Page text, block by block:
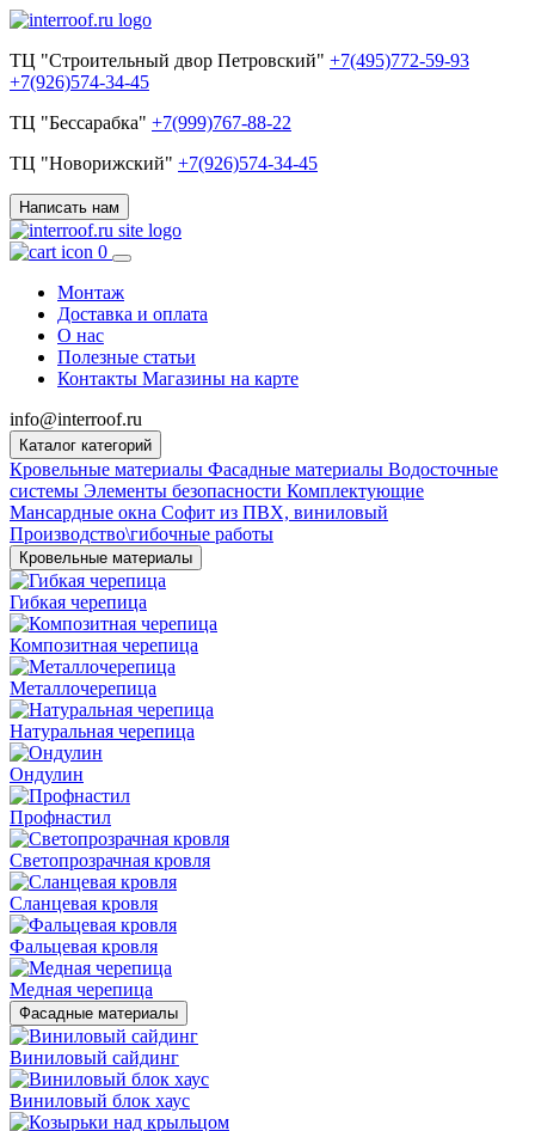
ТЦ "Строительный двор Петровский" +7(495)772-59-93
+7(926)574-34-45
ТЦ "Бессарабка" +7(999)767-88-22
ТЦ "Новорижский" +7(926)574-34-45
Написать нам
0
Монтаж
Доставка и оплата
О нас
Полезные статьи
Контакты Магазины на карте
info@interroof.ru
Каталог категорий
Кровельные материалы Фасадные материалы Водосточные
системы Элементы безопасности Комплектующие
Мансардные окна Софит из ПВХ, виниловый
Производство\гибочные работы
Кровельные материалы
Гибкая черепица
Композитная черепица
Металлочерепица
Натуральная черепица
Ондулин
Профнастил
Светопрозрачная кровля
Сланцевая кровля
Фальцевая кровля
Медная черепица
Фасадные материалы
Виниловый сайдинг
Виниловый блок хаус